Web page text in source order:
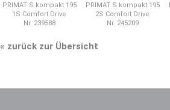
PRIMAT S kompakt 195
1S Comfort Drive
Nr. 239588
PRIMAT S kompakt 195
2S Comfort Drive
Nr. 245209
« zurück zur Übersicht